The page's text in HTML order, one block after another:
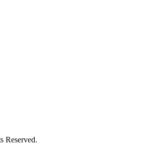
Reserved.